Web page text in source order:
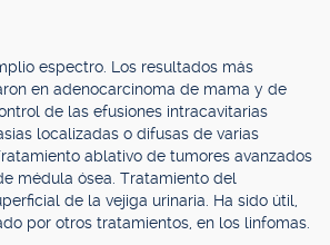
espectro. Los resultados más
en adenocarcinoma de mama y de
de las efusiones intracavitarias
localizadas o difusas de varias
ablativo de tumores avanzados
médula ósea. Tratamiento del
de la vejiga urinaria. Ha sido útil,
por otros tratamientos, en los linfomas.